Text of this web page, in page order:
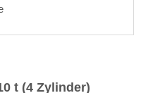
t (4 Zylinder)